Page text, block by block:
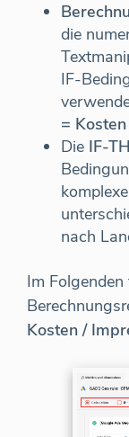
die
IF-
=
Die IF-
nach
Im
Kosten /